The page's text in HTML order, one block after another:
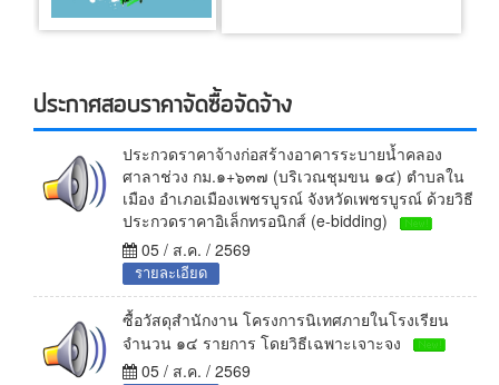
ประกาศสอบราคาจัดซื้อจัดจ้าง
ประกวดราคาจ้างก่อสร้างอาคารระบายน้ำคลอง
ศาลาช่วง กม.๑+๖๓๗ (บริเวณชุมขน ๑๔) ตำบลใน
เมือง อำเภอเมืองเพชรบูรณ์ จังหวัดเพชรบูรณ์ ด้วยวิธี
ประกวดราคาอิเล็กทรอนิกส์ (e-bidding)
05 / ส.ค. / 2569
รายละเอียด
ซื้อวัสดุสำนักงาน โครงการนิเทศภายในโรงเรียน
จำนวน ๑๔ รายการ โดยวิธีเฉพาะเจาะจง
05 / ส.ค. / 2569